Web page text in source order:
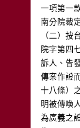
一項第一
南分院裁
（二）
院字第四
訴人、告
傳案作證
十八條）
明被傳喚
為廣義之